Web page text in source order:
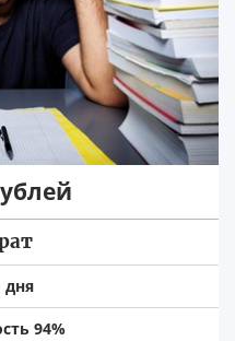
дня
94%